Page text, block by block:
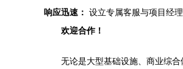
响应迅速： 设立专属客服与项目经
欢迎合作！
无论是大型基础设施、商业综